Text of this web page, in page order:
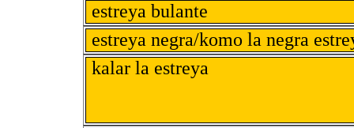
estreya bulante
estreya negra/komo la negra
kalar la estreya